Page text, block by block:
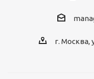
г. Москва,